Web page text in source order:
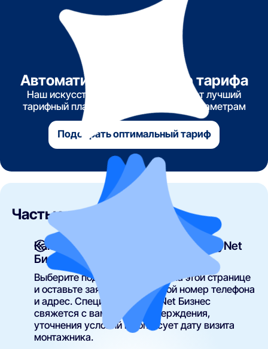
Автоматический подбор тарифа
Наш искусственный интеллект найдет лучший
тарифный план по указанным вами параметрам
Подобрать оптимальный тариф
Частые вопросы
Как подключить интернет от NetByNet
Бизнес?
Выберите подходящий тариф на этой странице
и оставьте заявку, указав свой номер телефона
и адрес. Специалист NetByNet Бизнес
свяжется с вами для подтверждения,
уточнения условий и согласует дату визита
монтажника.